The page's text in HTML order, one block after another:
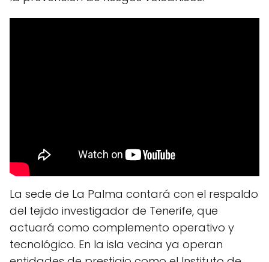
La sede de La Palma contará con el respaldo
del tejido investigador de Tenerife, que
actuará como complemento operativo y
tecnológico. En la isla vecina ya operan